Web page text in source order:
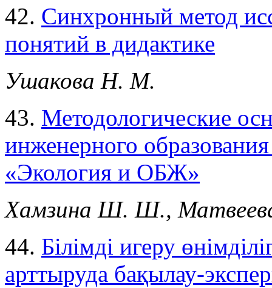
42. Синхронный метод
понятий в дидактике
Ушакова Н. М.
43. Методологические
инженерного
«Экология и ОБЖ»
Хамзина Ш. Ш.,
44. Білімді игеру
арттыруда бақылау-